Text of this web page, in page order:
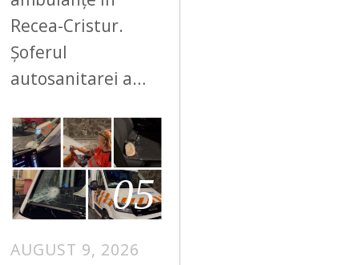
Recea-Cristur.
Șoferul
autosanitarei a…
05
AUGUST 9, 2026